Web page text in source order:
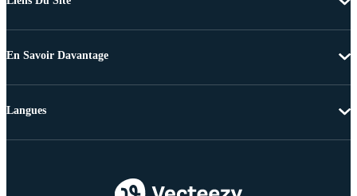
En Savoir Davantage
Langues